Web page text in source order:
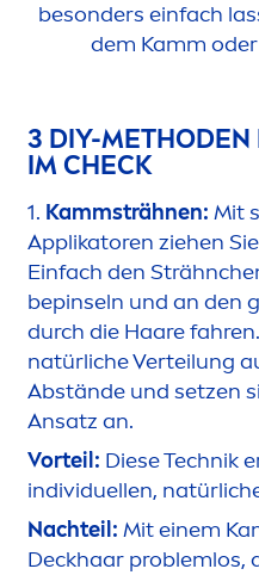
besonders einfach
dem Kamm
3 DIY-METHODEN
IM CHECK
1. Kammsträhnen: Mit
Applikatoren ziehen
Einfach den
bepinseln und an den
durch die Haare
natürliche Verteilung
Abstände und setzen
Ansatz an.
Vorteil: Diese Technik
individuellen,
Nachteil: Mit einem
Deckhaar problemlos,